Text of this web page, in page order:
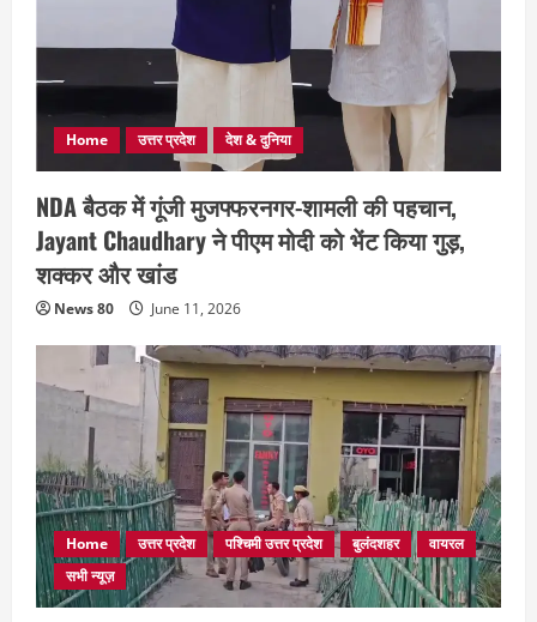
Home उत्तर प्रदेश देश & दुनिया
NDA बैठक में गूंजी मुजफ्फरनगर-शामली की पहचान,
Jayant Chaudhary ने पीएम मोदी को भेंट किया गुड़,
शक्कर और खांड
News 80 June 11, 2026
Home उत्तर प्रदेश पश्चिमी उत्तर प्रदेश बुलंदशहर
वायरल
सभी न्यूज़